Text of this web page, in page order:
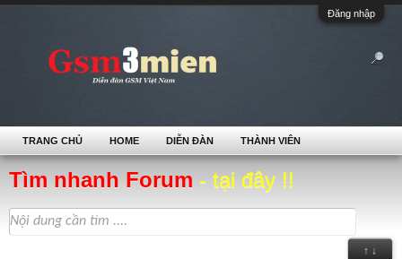
Đăng nhập
Tìm nhanh Forum - tại đây !!
↑ ↓
TRANG CHỦ HOME DIỄN ĐÀN THÀNH VIÊN